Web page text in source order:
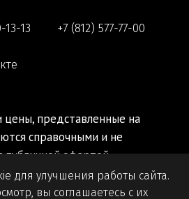
для улучшения работы сайта.
вы соглашаетесь с их